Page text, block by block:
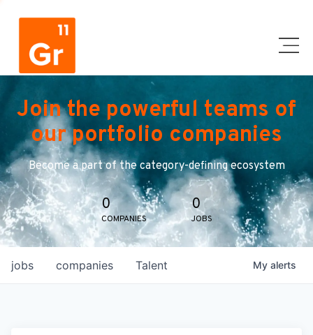
Join the powerful teams of
our portfolio companies
Become a part of the category-defining ecosystem
0
COMPANIES
0
JOBS
jobs companies Talent My alerts